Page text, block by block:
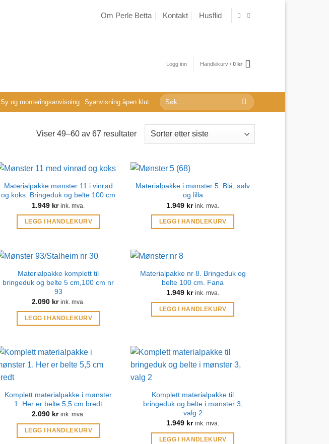
Om Perle Betta Kontakt Husflid
Logg inn Handlekurv / 0 kr
Sy og monteringsanvisning Syanvisning åpen klut
Søk
etter:
Viser 49–60 av 67 resultaterSortert
etter
Materialpakke mønster 11 i vinrød
og koks. Bringeduk og belte 100 cm
1.949 kr ink. mva.
LEGG I HANDLEKURV
Materialpakke i mønster 5. Blå, sølv
og lilla
1.949 kr ink. mva.
LEGG I HANDLEKURV
Materialpakke komplett til
bringeduk og belte 5 cm,100 cm nr
93
2.090 kr ink. mva.
LEGG I HANDLEKURV
Materialpakke nr 8. Bringeduk og
belte 100 cm. Fana
1.949 kr ink. mva.
LEGG I HANDLEKURV
Komplett materialpakke i mønster
1. Her er belte 5,5 cm bredt
2.090 kr ink. mva.
LEGG I HANDLEKURV
Komplett materialpakke til
bringeduk og belte i mønster 3,
valg 2
1.949 kr ink. mva.
LEGG I HANDLEKURV